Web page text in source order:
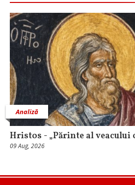
Analiză
Hristos - „Părinte al veacului
09 Aug, 2026